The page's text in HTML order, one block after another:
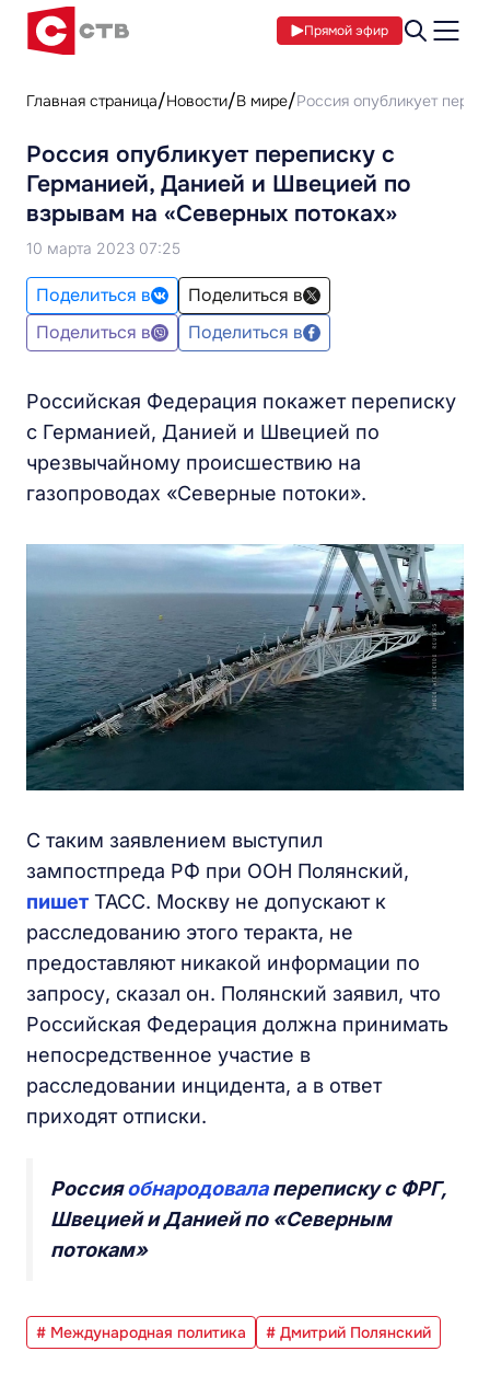
Прямой эфир
Главная страница Новости В мире Россия опубликует
Россия опубликует переписку с
Германией, Данией и Швецией по
взрывам на «Северных потоках»
10 марта 2023 07:25
Поделиться в
Поделиться в
Поделиться в
Поделиться в
Российская Федерация покажет переписку
с Германией, Данией и Швецией по
чрезвычайному происшествию на
газопроводах «Северные потоки».
С таким заявлением выступил
зампостпреда РФ при ООН Полянский,
пишет ТАСС. Москву не допускают к
расследованию этого теракта, не
предоставляют никакой информации по
запросу, сказал он. Полянский заявил, что
Российская Федерация должна принимать
непосредственное участие в
расследовании инцидента, а в ответ
приходят отписки.
Россияобнародовалапереписку с ФРГ,
Швецией и Данией по «Северным
потокам»
# Международная политика # Дмитрий Полянский